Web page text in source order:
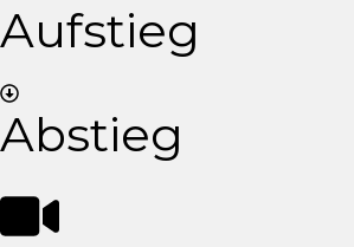
Aufstieg
Abstieg